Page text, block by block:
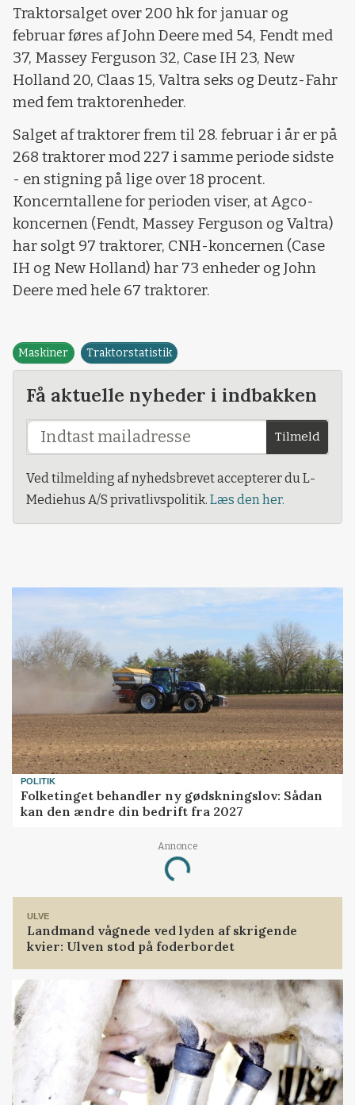
Traktorsalget over 200 hk for januar og
februar føres af John Deere med 54, Fendt med
37, Massey Ferguson 32, Case IH 23, New
Holland 20, Claas 15, Valtra seks og Deutz-Fahr
med fem traktorenheder.
Salget af traktorer frem til 28. februar i år er på
268 traktorer mod 227 i samme periode sidste
- en stigning på lige over 18 procent.
Koncerntallene for perioden viser, at Agco-
koncernen (Fendt, Massey Ferguson og Valtra)
har solgt 97 traktorer, CNH-koncernen (Case
IH og New Holland) har 73 enheder og John
Deere med hele 67 traktorer.
Maskiner Traktorstatistik
Få aktuelle nyheder i indbakken
Tilmeld
Ved tilmelding af nyhedsbrevet accepterer du L-
Mediehus A/S privatlivspolitik. Læs den her.
POLITIK
Folketinget behandler ny gødskningslov: Sådan
kan den ændre din bedrift fra 2027
Annonce
Loading...
ULVE
Landmand vågnede ved lyden af skrigende
kvier: Ulven stod på foderbordet